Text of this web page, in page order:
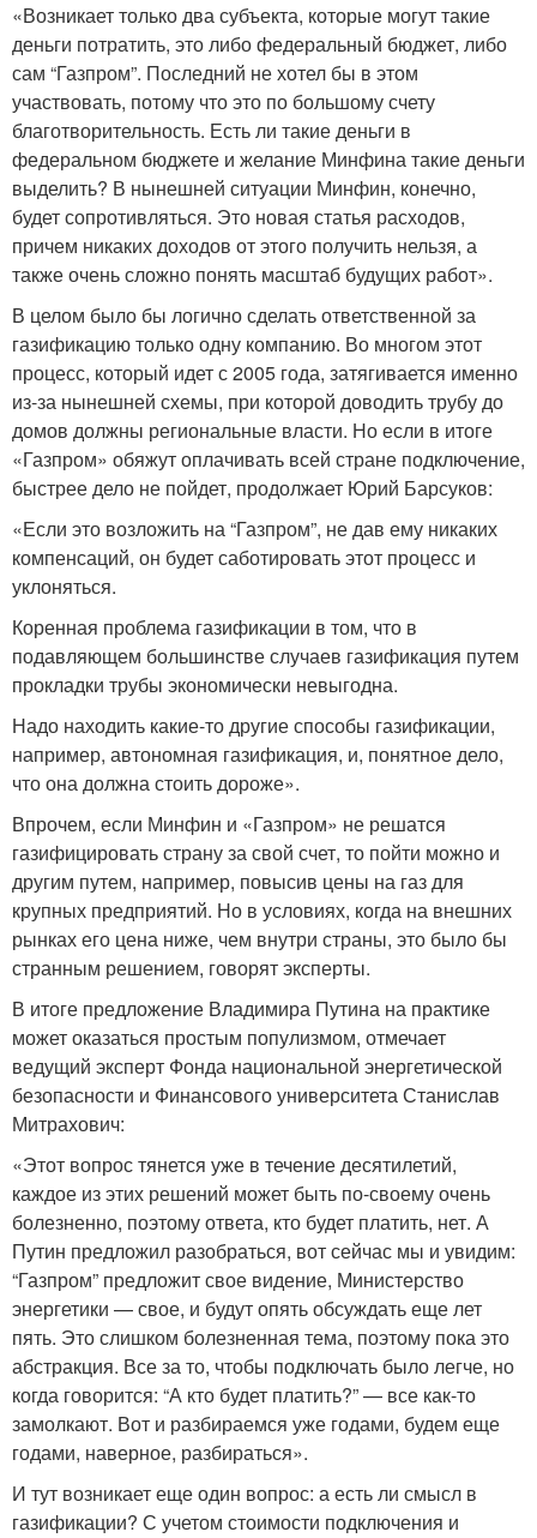
«Возникает только два субъекта, которые могут такие
деньги потратить, это либо федеральный бюджет, либо
сам “Газпром”. Последний не хотел бы в этом
участвовать, потому что это по большому счету
благотворительность. Есть ли такие деньги в
федеральном бюджете и желание Минфина такие деньги
выделить? В нынешней ситуации Минфин, конечно,
будет сопротивляться. Это новая статья расходов,
причем никаких доходов от этого получить нельзя, а
также очень сложно понять масштаб будущих работ».
В целом было бы логично сделать ответственной за
газификацию только одну компанию. Во многом этот
процесс, который идет с 2005 года, затягивается именно
из-за нынешней схемы, при которой доводить трубу до
домов должны региональные власти. Но если в итоге
«Газпром» обяжут оплачивать всей стране подключение,
быстрее дело не пойдет, продолжает Юрий Барсуков:
«Если это возложить на “Газпром”, не дав ему никаких
компенсаций, он будет саботировать этот процесс и
уклоняться.
Коренная проблема газификации в том, что в
подавляющем большинстве случаев газификация путем
прокладки трубы экономически невыгодна.
Надо находить какие-то другие способы газификации,
например, автономная газификация, и, понятное дело,
что она должна стоить дороже».
Впрочем, если Минфин и «Газпром» не решатся
газифицировать страну за свой счет, то пойти можно и
другим путем, например, повысив цены на газ для
крупных предприятий. Но в условиях, когда на внешних
рынках его цена ниже, чем внутри страны, это было бы
странным решением, говорят эксперты.
В итоге предложение Владимира Путина на практике
может оказаться простым популизмом, отмечает
ведущий эксперт Фонда национальной энергетической
безопасности и Финансового университета Станислав
Митрахович:
«Этот вопрос тянется уже в течение десятилетий,
каждое из этих решений может быть по-своему очень
болезненно, поэтому ответа, кто будет платить, нет. А
Путин предложил разобраться, вот сейчас мы и увидим:
“Газпром” предложит свое видение, Министерство
энергетики — свое, и будут опять обсуждать еще лет
пять. Это слишком болезненная тема, поэтому пока это
абстракция. Все за то, чтобы подключать было легче, но
когда говорится: “А кто будет платить?” — все как-то
замолкают. Вот и разбираемся уже годами, будем еще
годами, наверное, разбираться».
И тут возникает еще один вопрос: а есть ли смысл в
газификации? С учетом стоимости подключения и